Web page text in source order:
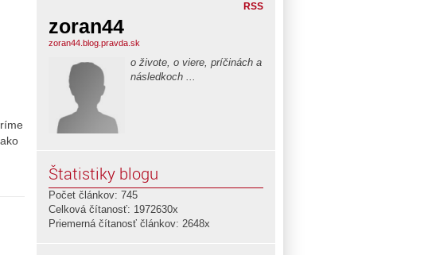
RSS
zoran44
zoran44.blog.pravda.sk
o živote, o viere, príčinách a
následkoch ...
Štatistiky blogu
Počet článkov: 745
Celková čítanosť: 1972630x
Priemerná čítanosť článkov: 2648x